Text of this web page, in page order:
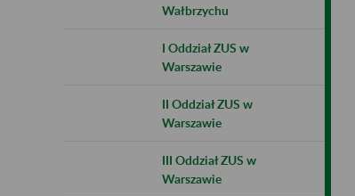
Wałbrzychu
I Oddział ZUS w
Warszawie
II Oddział ZUS w
Warszawie
III Oddział ZUS w
Warszawie